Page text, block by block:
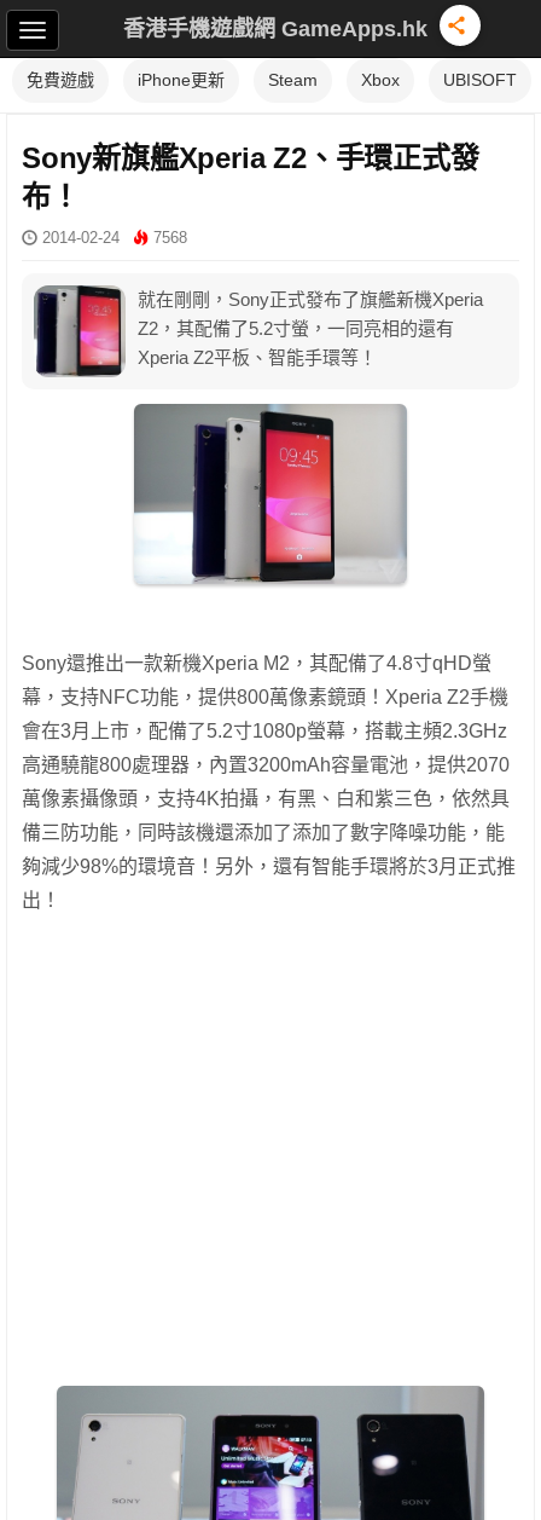
香港手機遊戲網 GameApps.hk
免費遊戲 iPhone更新 Steam Xbox UBISOFT
Sony新旗艦Xperia Z2、手環正式發
布！
2014-02-24 7568
就在剛剛，Sony正式發布了旗艦新機Xperia
Z2，其配備了5.2寸螢，一同亮相的還有
Xperia Z2平板、智能手環等！
Sony還推出一款新機Xperia M2，其配備了4.8寸qHD螢
幕，支持NFC功能，提供800萬像素鏡頭！Xperia Z2手機
會在3月上市，配備了5.2寸1080p螢幕，搭載主頻2.3GHz
高通驍龍800處理器，內置3200mAh容量電池，提供2070
萬像素攝像頭，支持4K拍攝，有黑、白和紫三色，依然具
備三防功能，同時該機還添加了添加了數字降噪功能，能
夠減少98%的環境音！另外，還有智能手環將於3月正式推
出！